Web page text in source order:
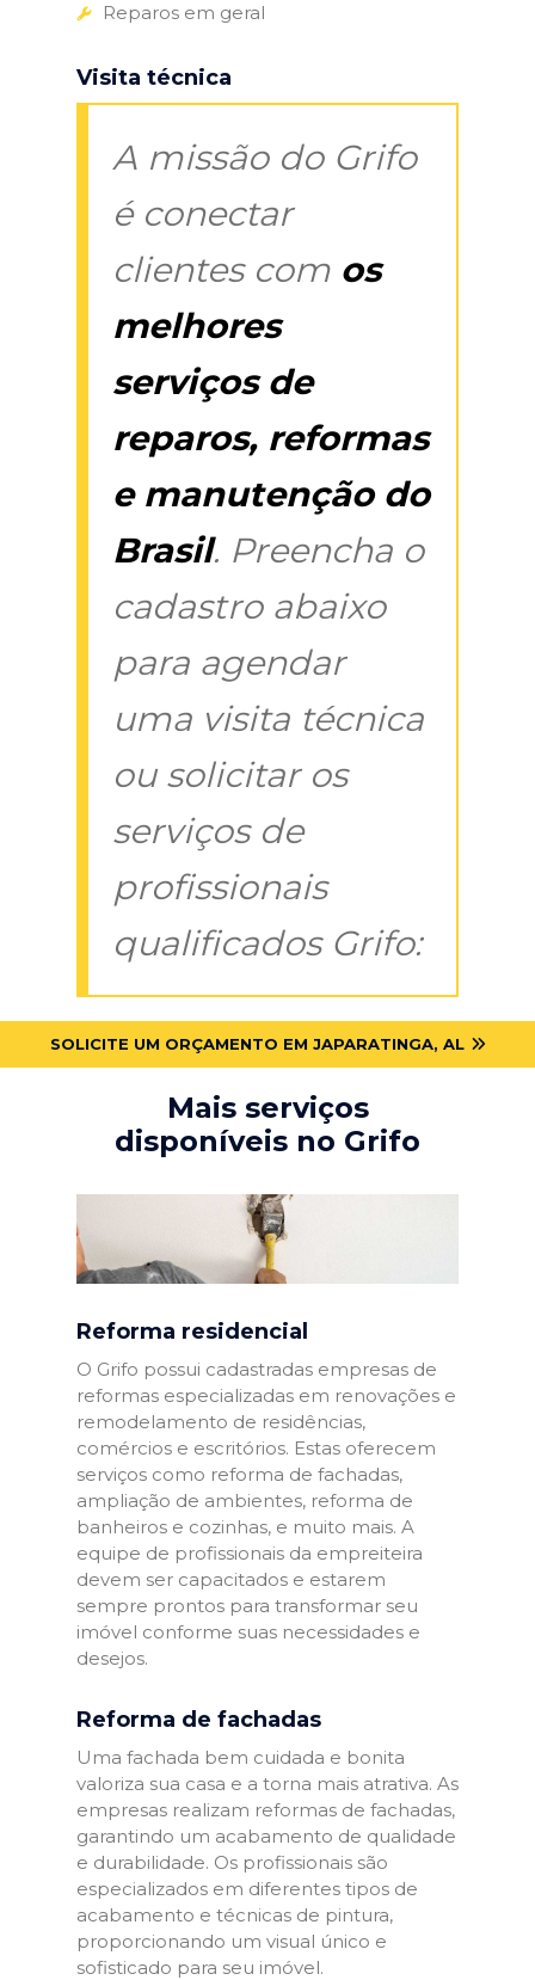
Reparos em geral
Visita técnica
A missão do Grifo
é conectar
clientes com os
melhores
serviços de
reparos, reformas
e manutenção do
Brasil. Preencha o
cadastro abaixo
para agendar
uma visita técnica
ou solicitar os
serviços de
profissionais
qualificados Grifo:
SOLICITE UM ORÇAMENTO EM JAPARATINGA, AL
Mais serviços
disponíveis no Grifo
Reforma residencial
O Grifo possui cadastradas empresas de
reformas especializadas em renovações e
remodelamento de residências,
comércios e escritórios. Estas oferecem
serviços como reforma de fachadas,
ampliação de ambientes, reforma de
banheiros e cozinhas, e muito mais. A
equipe de profissionais da empreiteira
devem ser capacitados e estarem
sempre prontos para transformar seu
imóvel conforme suas necessidades e
desejos.
Reforma de fachadas
Uma fachada bem cuidada e bonita
valoriza sua casa e a torna mais atrativa. As
empresas realizam reformas de fachadas,
garantindo um acabamento de qualidade
e durabilidade. Os profissionais são
especializados em diferentes tipos de
acabamento e técnicas de pintura,
proporcionando um visual único e
sofisticado para seu imóvel.